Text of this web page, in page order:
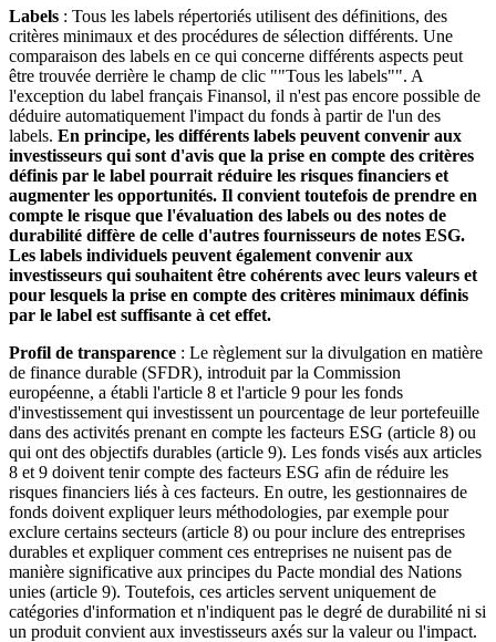
Labels : Tous les labels répertoriés utilisent des définitions, des
critères minimaux et des procédures de sélection différents. Une
comparaison des labels en ce qui concerne différents aspects peut
être trouvée derrière le champ de clic ""Tous les labels"". A
l'exception du label français Finansol, il n'est pas encore possible de
déduire automatiquement l'impact du fonds à partir de l'un des
labels. En principe, les différents labels peuvent convenir aux
investisseurs qui sont d'avis que la prise en compte des critères
définis par le label pourrait réduire les risques financiers et
augmenter les opportunités. Il convient toutefois de prendre en
compte le risque que l'évaluation des labels ou des notes de
durabilité diffère de celle d'autres fournisseurs de notes ESG.
Les labels individuels peuvent également convenir aux
investisseurs qui souhaitent être cohérents avec leurs valeurs et
pour lesquels la prise en compte des critères minimaux définis
par le label est suffisante à cet effet.
Profil de transparence : Le règlement sur la divulgation en matière
de finance durable (SFDR), introduit par la Commission
européenne, a établi l'article 8 et l'article 9 pour les fonds
d'investissement qui investissent un pourcentage de leur portefeuille
dans des activités prenant en compte les facteurs ESG (article 8) ou
qui ont des objectifs durables (article 9). Les fonds visés aux articles
8 et 9 doivent tenir compte des facteurs ESG afin de réduire les
risques financiers liés à ces facteurs. En outre, les gestionnaires de
fonds doivent expliquer leurs méthodologies, par exemple pour
exclure certains secteurs (article 8) ou pour inclure des entreprises
durables et expliquer comment ces entreprises ne nuisent pas de
manière significative aux principes du Pacte mondial des Nations
unies (article 9). Toutefois, ces articles servent uniquement de
catégories d'information et n'indiquent pas le degré de durabilité ni si
un produit convient aux investisseurs axés sur la valeur ou l'impact.